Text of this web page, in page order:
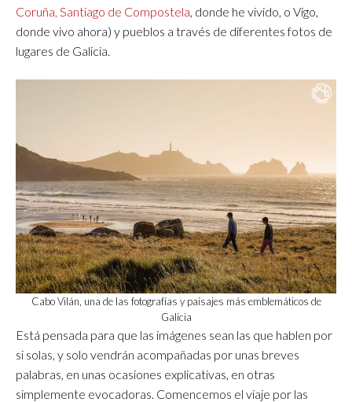
Coruña, Santiago de Compostela , donde he vivido, o Vigo,
donde vivo ahora) y pueblos a través de diferentes fotos de
lugares de Galicia.
Cabo Vilán, una de las fotografías y paisajes más emblemáticos de
Galicia
Está pensada para que las imágenes sean las que hablen por
si solas, y solo vendrán acompañadas por unas breves
palabras, en unas ocasiones explicativas, en otras
simplemente evocadoras. Comencemos el viaje por las